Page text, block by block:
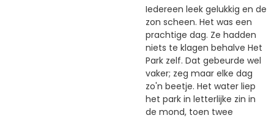
Iedereen leek gelukkig en de
zon scheen. Het was een
prachtige dag. Ze hadden
niets te klagen behalve Het
Park zelf. Dat gebeurde wel
vaker; zeg maar elke dag
zo'n beetje. Het water liep
het park in letterlijke zin in
de mond, toen twee